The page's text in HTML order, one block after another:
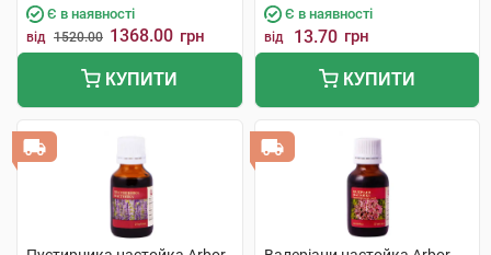
Є в наявності
від 1520.00 1368.00 грн
КУПИТИ
Є в наявності
від 13.70 грн
КУПИТИ